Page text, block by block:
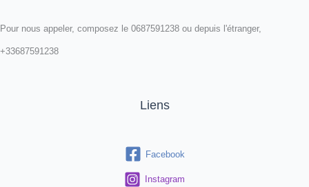
Pour nous appeler, composez le 0687591238 ou depuis l'étranger,
+33687591238
Liens
Facebook
Instagram